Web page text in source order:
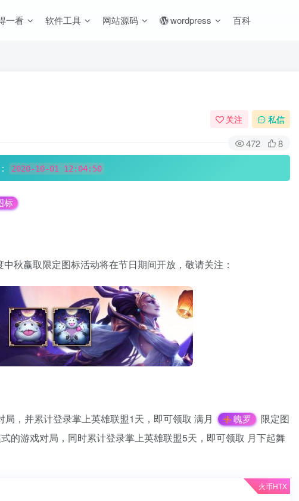
一看 软件工具 网站源码 wordpress 百科
关注 私信
472 8
2020-10-01 12:04:50
标
秋赢取限定图标活动将在节日期间开放，敬请关注：
，并累计登录掌上英雄联盟1天，即可领取 满月 魄罗
限定图
的游戏对局，同时累计登录掌上英雄联盟5天，即可领取 月下起舞
火币HTX